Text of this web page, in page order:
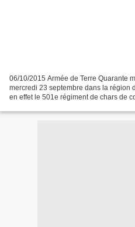
06/10/2015 Armée de Terre Quarante
mercredi 23 septembre dans la région
en effet le 501e régiment de chars de